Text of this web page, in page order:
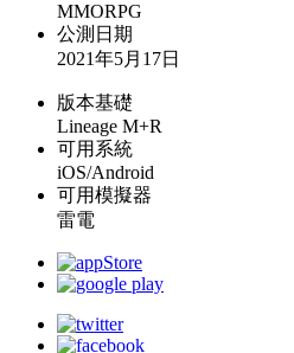
MMORPG
公測日期
2021年5月17日
版本基礎
Lineage M+R
可用系統
iOS/Android
可用模擬器
雷電